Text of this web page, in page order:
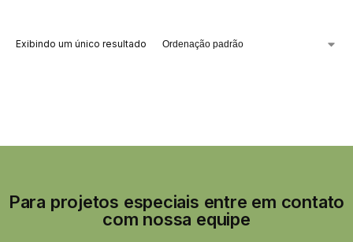
Exibindo um único resultado
Para projetos especiais entre em contato
com nossa equipe